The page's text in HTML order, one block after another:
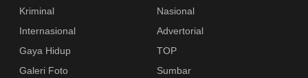
Kriminal
Nasional
Internasional
Advertorial
Gaya Hidup
TOP
Galeri Foto
Sumbar